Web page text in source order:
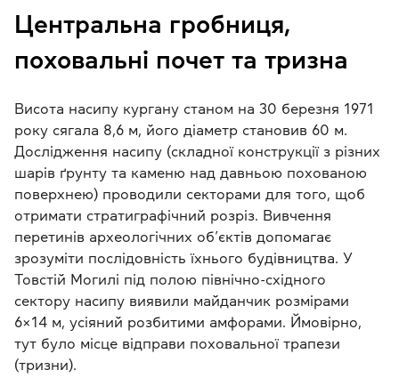
Центральна гробниця,
поховальні почет та тризна
Висота насипу кургану станом на 30 березня 1971
року сягала 8,6 м, його діаметр становив 60 м.
Дослідження насипу (складної конструкції з різних
шарів ґрунту та каменю над давньою похованою
поверхнею) проводили секторами для того, щоб
отримати стратиграфічний розріз. Вивчення
перетинів археологічних об’єктів допомагає
зрозуміти послідовність їхнього будівництва. У
Товстій Могилі під полою північно-східного
сектору насипу виявили майданчик розмірами
6×14 м, усіяний розбитими амфорами. Ймовірно,
тут було місце відправи поховальної трапези
(тризни).